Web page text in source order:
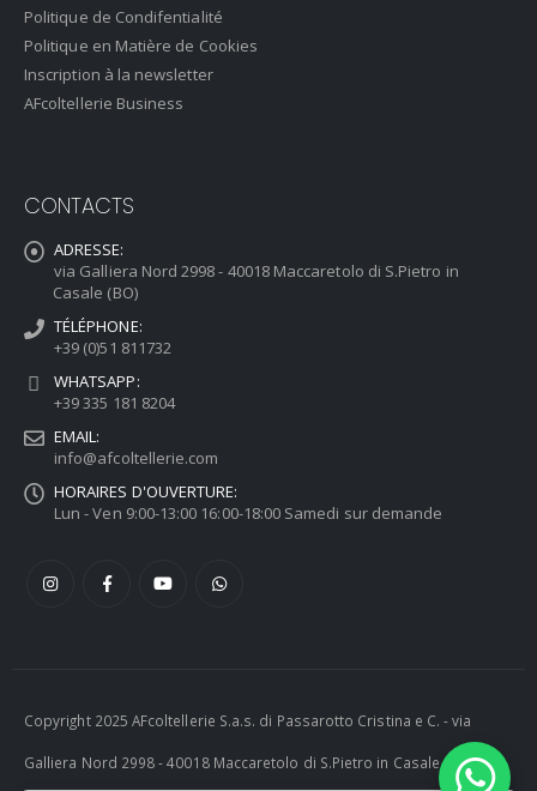
Politique de Condifentialité
Politique en Matière de Cookies
Inscription à la newsletter
AFcoltellerie Business
CONTACTS
ADRESSE:
via Galliera Nord 2998 - 40018 Maccaretolo di S.Pietro in
Casale (BO)
TÉLÉPHONE:
+39 (0)51 811732
WHATSAPP:
+39 335 181 8204
EMAIL:
info@afcoltellerie.com
HORAIRES D'OUVERTURE:
Lun - Ven 9:00-13:00 16:00-18:00 Samedi sur demande
Copyright 2025 AFcoltellerie S.a.s. di Passarotto Cristina e C. - via
Galliera Nord 2998 - 40018 Maccaretolo di S.Pietro in Casale (BO) -